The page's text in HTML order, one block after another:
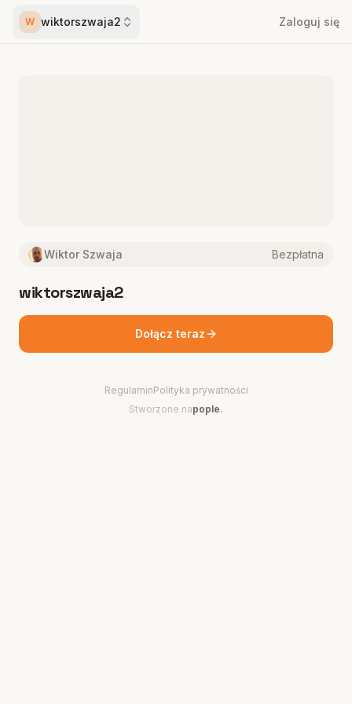
W wiktorszwaja2 Zaloguj się
Wiktor Szwaja Bezpłatna
wiktorszwaja2
Dołącz teraz
RegulaminPolityka prywatności
Stworzone napople.